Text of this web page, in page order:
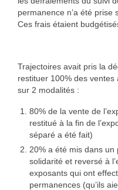
permanence n’a été prise
Ces frais étaient
Trajectoires avait pris la
restituer 100% des ventes
sur 2 modalités :
80% de la vente de
restitué à la fin de
séparé a été fait)
20% a été mis dans un
solidarité et reversé à
exposants qui ont
permanences (qu’ils